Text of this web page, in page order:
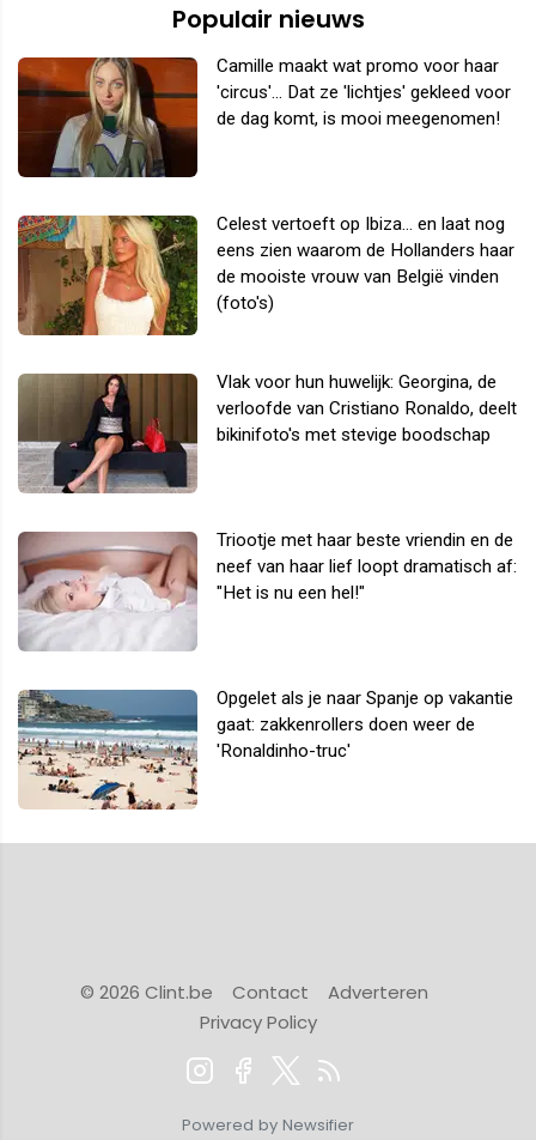
Populair nieuws
Camille maakt wat promo voor haar
'circus'... Dat ze 'lichtjes' gekleed voor
de dag komt, is mooi meegenomen!
Celest vertoeft op Ibiza... en laat nog
eens zien waarom de Hollanders haar
de mooiste vrouw van België vinden
(foto's)
Vlak voor hun huwelijk: Georgina, de
verloofde van Cristiano Ronaldo, deelt
bikinifoto's met stevige boodschap
Triootje met haar beste vriendin en de
neef van haar lief loopt dramatisch af:
"Het is nu een hel!"
Opgelet als je naar Spanje op vakantie
gaat: zakkenrollers doen weer de
'Ronaldinho-truc'
© 2026 Clint.be Contact
Adverteren
Privacy Policy
Powered by Newsifier